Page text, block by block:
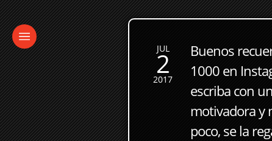
JUL
2
2017
Buenos
1000 en
escriba con
motivadora y
poco, se la